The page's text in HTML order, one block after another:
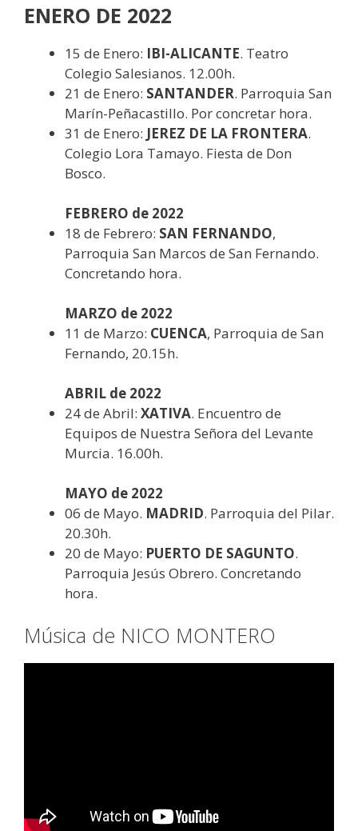
ENERO DE 2022
15 de Enero: IBI-ALICANTE. Teatro
Colegio Salesianos. 12.00h.
21 de Enero: SANTANDER. Parroquia San
Marín-Peñacastillo. Por concretar hora.
31 de Enero: JEREZ DE LA FRONTERA.
Colegio Lora Tamayo. Fiesta de Don
Bosco.
FEBRERO de 2022
18 de Febrero: SAN FERNANDO,
Parroquia San Marcos de San Fernando.
Concretando hora.
MARZO de 2022
11 de Marzo: CUENCA, Parroquia de San
Fernando, 20.15h.
ABRIL de 2022
24 de Abril: XATIVA. Encuentro de
Equipos de Nuestra Señora del Levante
Murcia. 16.00h.
MAYO de 2022
06 de Mayo. MADRID. Parroquia del Pilar.
20.30h.
20 de Mayo: PUERTO DE SAGUNTO.
Parroquia Jesús Obrero. Concretando
hora.
Música de NICO MONTERO